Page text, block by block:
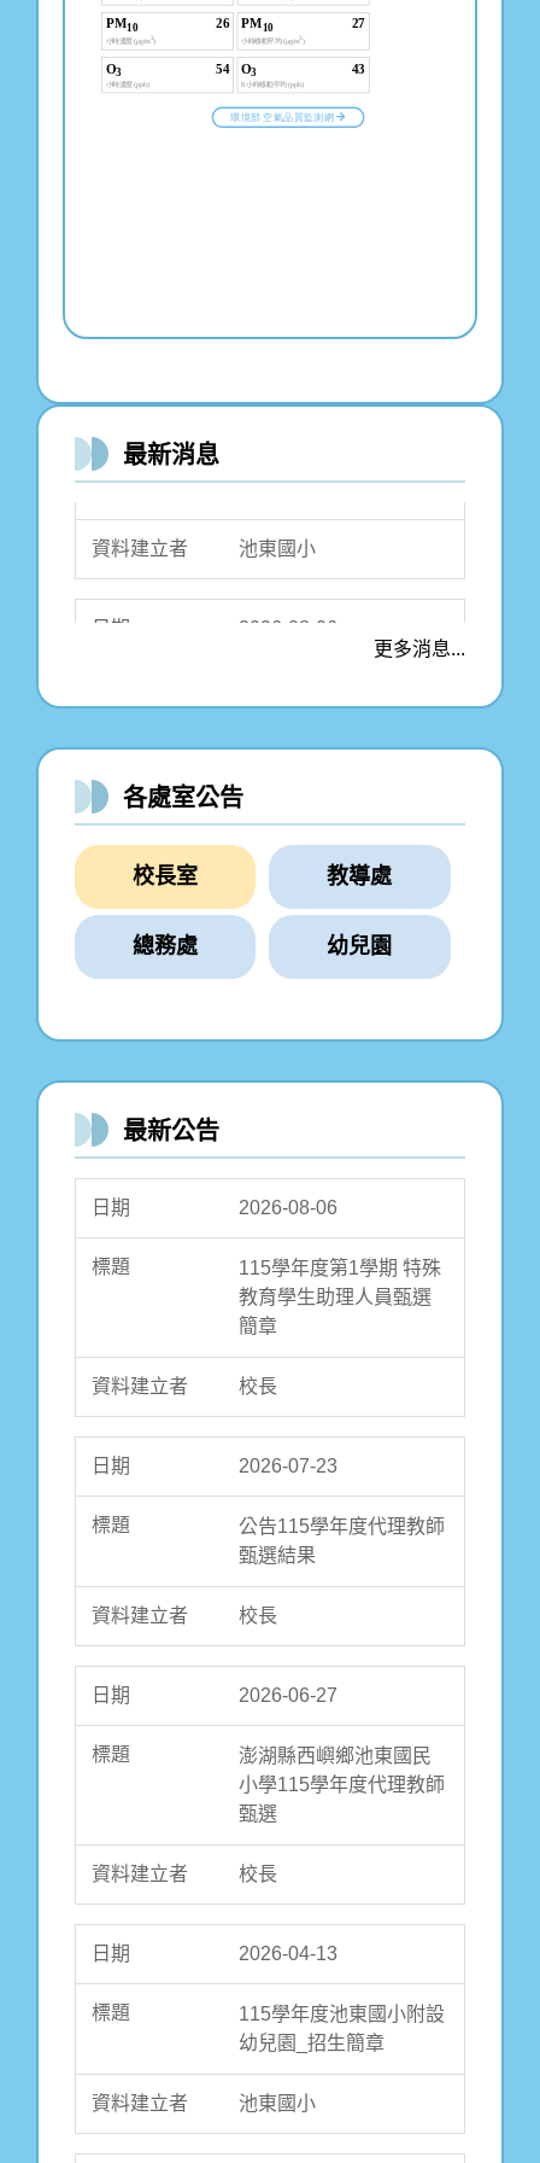
最新消息
表單
池東國小
2026-08-06
教育學生助理人員甄選
校長
2026-07-23
公告115學年度代理教師
甄選結果
澎湖縣西嶼鄉池東國民
校長
2026-04-13
115學年度池東國小附設
池東國小
2026-02-23
池東國小114學年度第二
池東國小
2026-01-23
池東國小114學年度第二
池東國小
更多消息...
各處室公告
校長室 教導處
總務處 幼兒園
最新公告
2026-08-06
115學年度第1學期 特殊
教育學生助理人員甄選
簡章
校長
2026-07-23
公告115學年度代理教師
甄選結果
校長
2026-06-27
澎湖縣西嶼鄉池東國民
小學115學年度代理教師
甄選
校長
2026-04-13
115學年度池東國小附設
幼兒園_招生簡章
池東國小